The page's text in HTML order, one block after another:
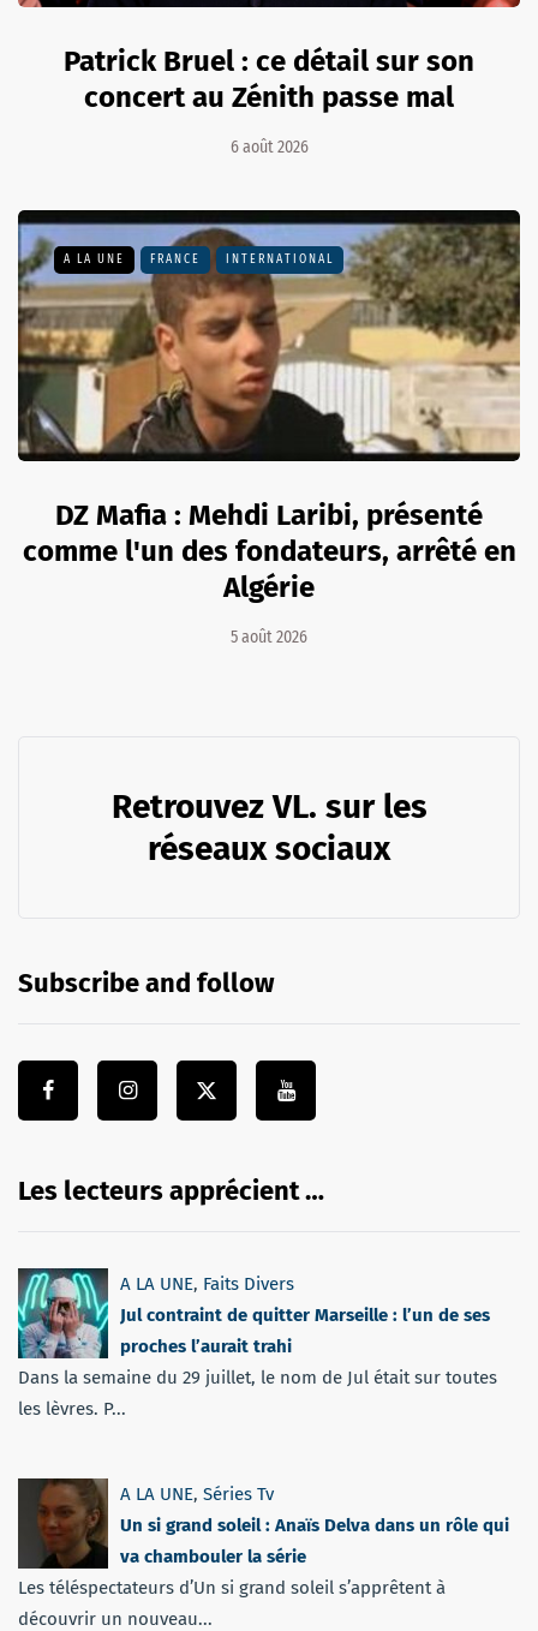
Patrick Bruel : ce détail sur son
concert au Zénith passe mal
6 août 2026
A LA UNE FRANCE INTERNATIONAL
DZ Mafia : Mehdi Laribi, présenté
comme l'un des fondateurs, arrêté en
Algérie
5 août 2026
Retrouvez VL. sur les
réseaux sociaux
Subscribe and follow
Les lecteurs apprécient …
A LA UNE, Faits Divers
Jul contraint de quitter Marseille : l’un de ses
proches l’aurait trahi
Dans la semaine du 29 juillet, le nom de Jul était sur toutes
les lèvres. P...
A LA UNE, Séries Tv
Un si grand soleil : Anaïs Delva dans un rôle qui
va chambouler la série
Les téléspectateurs d’Un si grand soleil s’apprêtent à
découvrir un nouveau...